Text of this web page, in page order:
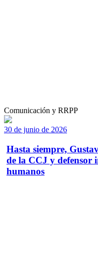
Comunicación y RRPP
30 de junio de 2026
Hasta siempre,
de la CCJ y defensor
humanos